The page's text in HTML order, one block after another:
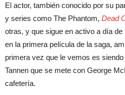
El actor, también conocido por su
y series como The Phantom, Dead
otras, y que sigue en activo a día
en la primera película de la saga,
primera vez que le vemos es
Tannen que se mete con George
cafetería.